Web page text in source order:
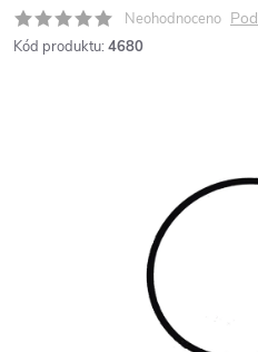
Neohodnoceno
Kód produktu: 4680